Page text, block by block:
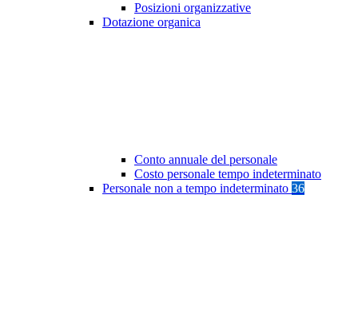
Posizioni organizzative
Dotazione organica
Conto annuale del personale
Costo personale tempo indeterminato
Personale non a tempo indeterminato 36